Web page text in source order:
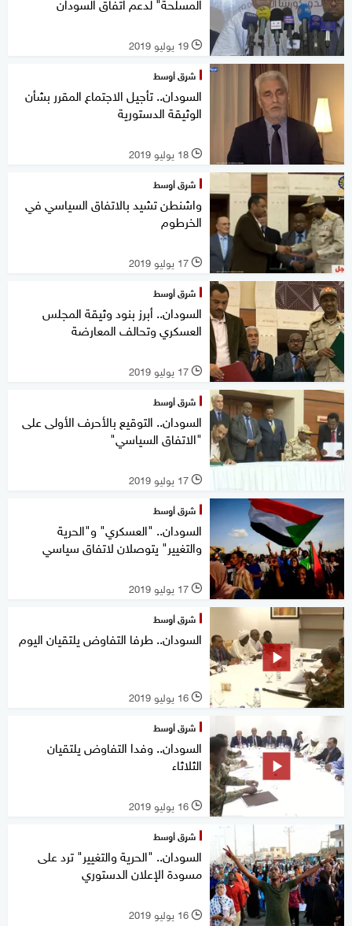
l 19 يوليو 2019
شرق أوسط
السودان.. تأجيل الاجتماع المقرر بشأن
الوثيقة الدستورية
l 18 يوليو 2019
شرق أوسط
واشنطن تشيد بالاتفاق السياسي في
الخرطوم
l 17 يوليو 2019
شرق أوسط
السودان.. أبرز بنود وثيقة المجلس
العسكري وتحالف المعارضة
l 17 يوليو 2019
شرق أوسط
السودان.. التوقيع بالأحرف الأولى على
"الاتفاق السياسي"
l 17 يوليو 2019
شرق أوسط
السودان.. "العسكري" و"الحرية
والتغيير" يتوصلان لاتفاق سياسي
l 17 يوليو 2019
شرق أوسط
السودان.. طرفا التفاوض يلتقيان اليوم
l 16 يوليو 2019
شرق أوسط
السودان.. وفدا التفاوض يلتقيان
الثلاثاء
l 16 يوليو 2019
شرق أوسط
السودان.. "الحرية والتغيير" ترد على
مسودة الإعلان الدستوري
l 16 يوليو 2019